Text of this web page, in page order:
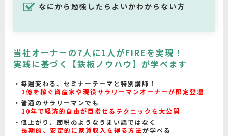
なにから勉強したらよいかわからない方
当社オーナーの7人に1人がFIREを実現！
実践に基づく【鉄板ノウハウ】が学べます
毎週変わる、セミナーテーマと特別講師！
1億を稼ぐ資産家や現役サラリーマンオーナーが限定登壇
普通のサラリーマンでも
10年で経済的自由が目指せるテクニックを大公開
値上がり、節税のようなうまい話ではなく
長期的、安定的に家賃収入を得る方法が学べる